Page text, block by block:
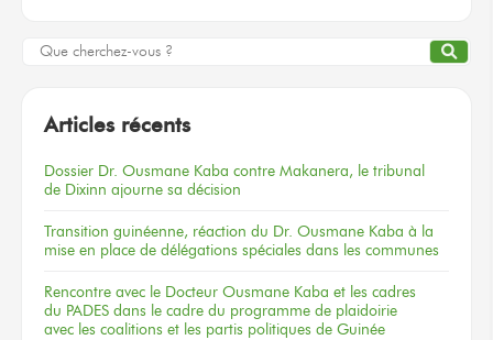
Articles récents
Dossier Dr. Ousmane Kaba contre Makanera, le tribunal
de Dixinn ajourne sa décision
Transition guinéenne, réaction du Dr. Ousmane Kaba à la
mise en place de délégations spéciales dans les communes
Rencontre avec le Docteur Ousmane Kaba et les cadres
du PADES dans le cadre du programme de plaidoirie
avec les coalitions et les partis politiques de Guinée